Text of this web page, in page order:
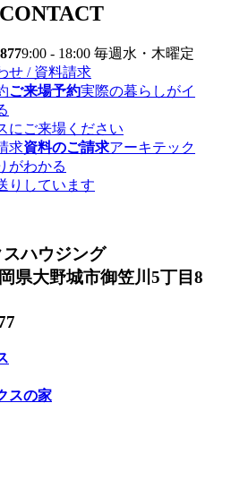
CONTACT
9:00 - 18:00 毎週水・木曜定
せ / 資料請求
ご来場予約実際の暮らしがイ
にご来場ください
資料のご請求アーキテック
がわかる
りしています
県大野城市御笠川5丁目8
スの家